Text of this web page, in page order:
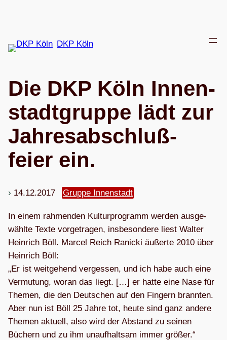
springen
DKP Köln
Die DKP Köln Innen­
stadt­gruppe lädt zur
Jah­res­ab­schluß­
feier ein.
14.12.2017 Gruppe Innenstadt
In einem rah­men­den Kul­tur­pro­gramm wer­den aus­ge­
wählte Texte vor­ge­tra­gen, ins­be­son­dere liest Wal­ter
Hein­rich Böll. Mar­cel Reich Rani­cki äußerte 2010 über
Hein­rich Böll:
„Er ist weit­ge­hend ver­ges­sen, und ich habe auch eine
Ver­mu­tung, woran das liegt. […] er hatte eine Nase für
The­men, die den Deut­schen auf den Fin­gern brann­ten.
Aber nun ist Böll 25 Jahre tot, heute sind ganz andere
The­men aktu­ell, also wird der Abstand zu sei­nen
Büchern und zu ihm unauf­halt­sam immer grö­ßer.“